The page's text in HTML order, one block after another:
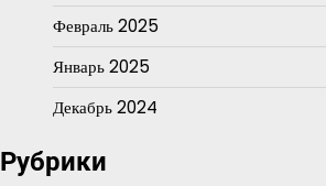
Февраль 2025
Январь 2025
Декабрь 2024
Рубрики